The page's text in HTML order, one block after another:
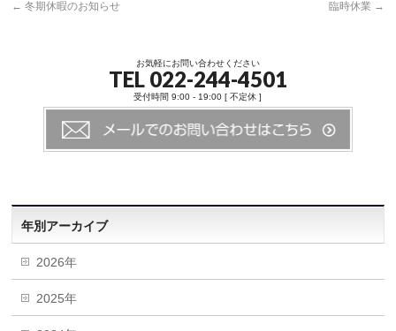
← 冬期休暇のお知らせ 臨時休業 →
お気軽にお問い合わせください
TEL 022-244-4501
受付時間 9:00 - 19:00 [ 不定休 ]
年別アーカイブ
2026年
2025年